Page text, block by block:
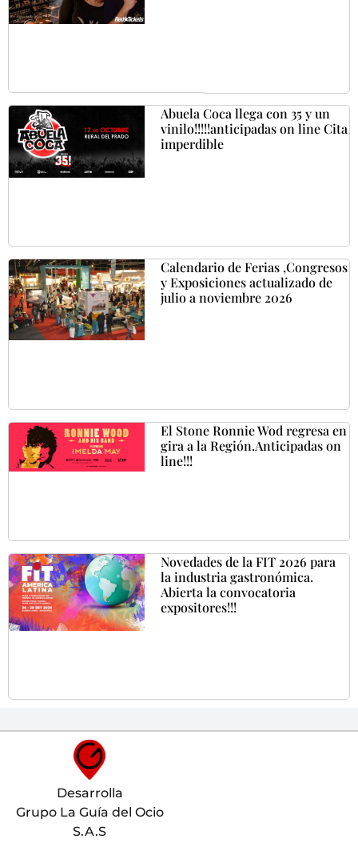
Abuela Coca llega con 35 y un
vinilo!!!!!anticipadas on line Cita
imperdible
Calendario de Ferias ,Congresos
y Exposiciones actualizado de
julio a noviembre 2026
El Stone Ronnie Wod regresa en
gira a la Región.Anticipadas on
line!!!
Novedades de la FIT 2026 para
la industria gastronómica.
Abierta la convocatoria
expositores!!!
Desarrolla
Grupo La Guía del Ocio
S.A.S